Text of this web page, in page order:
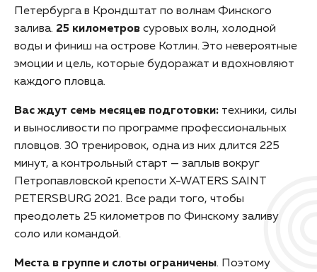
Петербурга в Крондштат по волнам Финского
залива. 25 километров суровых волн, холодной
воды и финиш на острове Котлин. Это невероятные
эмоции и цель, которые будоражат и вдохновляют
каждого пловца.
Вас ждут семь месяцев подготовки: техники, силы
и выносливости по программе профессиональных
пловцов. 30 тренировок, одна из них длится 225
минут, а контрольный старт — заплыв вокруг
Петропавловской крепости X-WATERS SAINT
PETERSBURG 2021. Все ради того, чтобы
преодолеть 25 километров по Финскому заливу
соло или командой.
Места в группе и слоты ограничены. Поэтому